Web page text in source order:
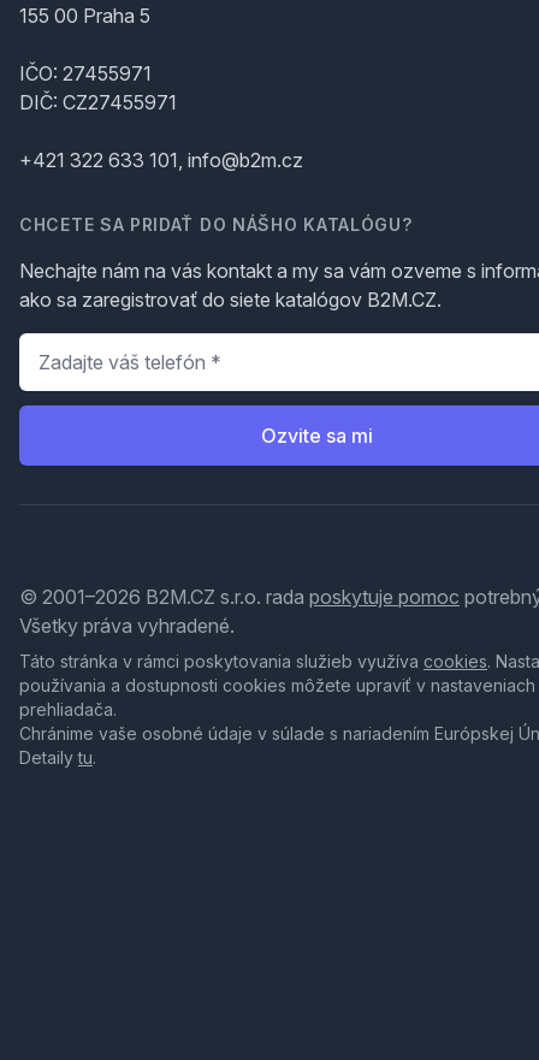
155 00 Praha 5
IČO: 27455971
DIČ: CZ27455971
+421 322 633 101, info@b2m.cz
CHCETE SA PRIDAŤ DO NÁŠHO KATALÓGU?
Nechajte nám na vás kontakt a my sa vám ozveme s
ako sa zaregistrovať do siete katalógov B2M.CZ.
Telefón
Ozvite sa mi
© 2001–2026 B2M.CZ s.r.o. rada poskytuje pomoc
Všetky práva vyhradené.
Táto stránka v rámci poskytovania služieb využíva cookies.
používania a dostupnosti cookies môžete upraviť v nastaveniach
prehliadača.
Chránime vaše osobné údaje v súlade s nariadením Európskej
Detailytu.